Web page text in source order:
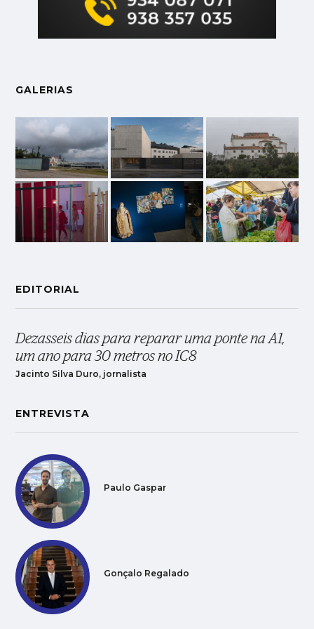
GALERIAS
EDITORIAL
Dezasseis dias para reparar uma ponte na A1,
um ano para 30 metros no IC8
Jacinto Silva Duro, jornalista
ENTREVISTA
Paulo Gaspar
Gonçalo Regalado